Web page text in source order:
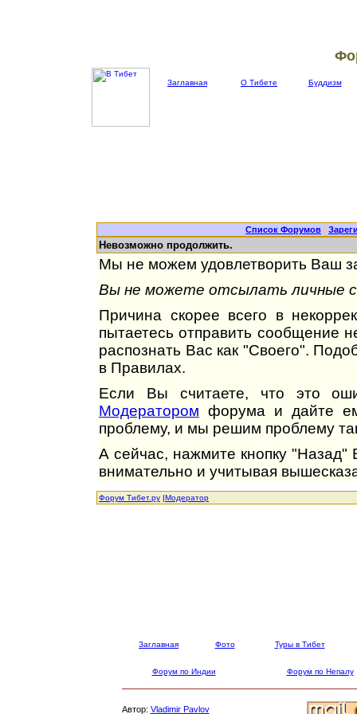
Заглавная О Тибете Буддизм
Список Форумов |
Невозможно продолжить.
Мы не можем удовлетворить Ваш
Вы не можете отсылать личные
Причина скорее всего в
пытаетесь отправить сообщение
распознать Вас как "Своего".
в Правилах.
Если Вы считаете, что это
Модератором форума и дайте
проблему, и мы решим проблему
А сейчас, нажмите кнопку
внимательно и учитывая
Форум Тибет.ру |Модератор
Заглавная Фото Туры в Тибет
Форум по Индии Форум по Непалу
Автор: Vladimir Pavlov